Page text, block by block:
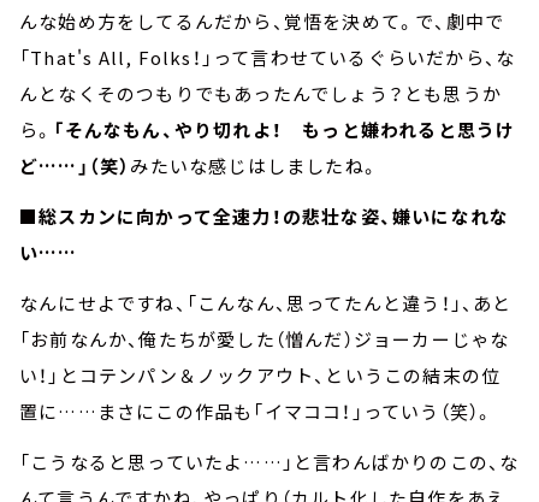
んな始め方をしてるんだから、覚悟を決めて。で、劇中で
「That's All, Folks！」って言わせているぐらいだから、な
んとなくそのつもりでもあったんでしょう？とも思うか
ら。 「そんなもん、やり切れよ！ もっと嫌われると思うけ
ど……」（笑） みたいな感じはしましたね。
■総スカンに向かって全速力！の悲壮な姿、嫌いになれな
い……
なんにせよですね、「こんなん、思ってたんと違う！」、あと
「お前なんか、俺たちが愛した（憎んだ）ジョーカーじゃな
い！」とコテンパン＆ノックアウト、というこの結末の位
置に……まさにこの作品も「イマココ！」っていう（笑）。
「こうなると思っていたよ……」と言わんばかりのこの、な